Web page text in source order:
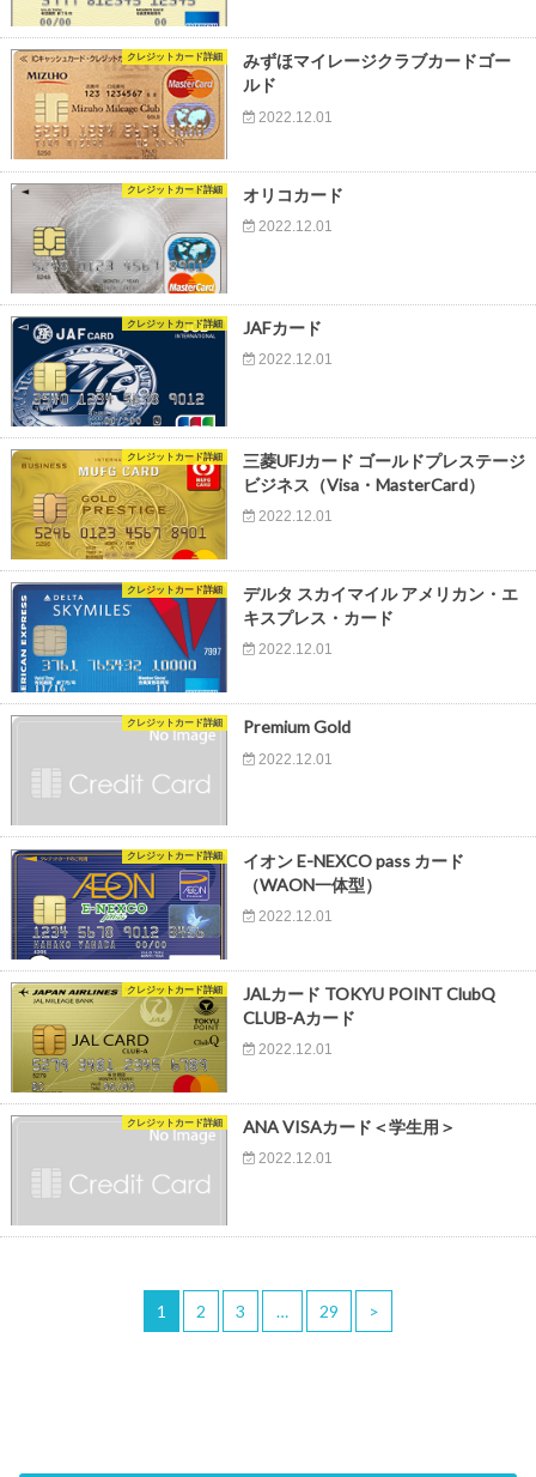
クレジットカード詳細
みずほマイレージクラブカードゴー
ルド
2022.12.01
クレジットカード詳細 オリコカード
2022.12.01
クレジットカード詳細 JAFカード
2022.12.01
クレジットカード詳細
三菱UFJカード ゴールドプレステージ
ビジネス（Visa・MasterCard）
2022.12.01
クレジットカード詳細
デルタ スカイマイル アメリカン・エ
キスプレス・カード
2022.12.01
クレジットカード詳細 Premium Gold
2022.12.01
クレジットカード詳細
イオン E-NEXCO pass カード
（WAON一体型）
2022.12.01
クレジットカード詳細
JALカード TOKYU POINT ClubQ
CLUB-Aカード
2022.12.01
クレジットカード詳細 ANA VISAカード＜学生用＞
2022.12.01
1 2 3 … 29 >